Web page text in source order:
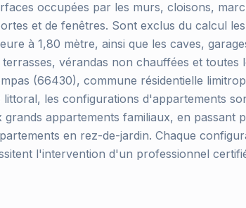
occupées par les murs, cloisons,
et de fenêtres. Sont exclus du calcul
à 1,80 mètre, ainsi que les caves,
vérandas non chauffées et toutes
(66430), commune résidentielle
les configurations d'appartements
grands appartements familiaux, en passant
en rez-de-jardin. Chaque
l'intervention d'un professionnel